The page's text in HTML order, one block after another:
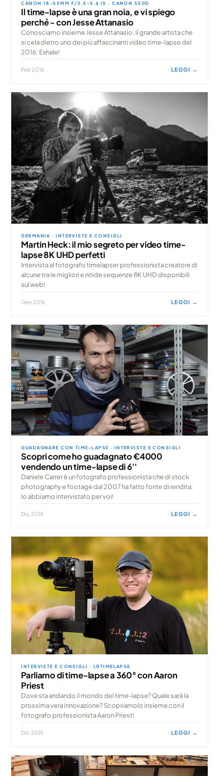
CANON 18-55MM F/3.5-5.6 IS · CANON 550D
Il time-lapse è una gran noia, e vi spiego
perché - con Jesse Attanasio
Conosciamo insieme Jesse Attanasio, il grande artista che
si cela dietro uno dei più affascinanti video time-lapse del
2016: Exhale!
Feb 2016 LEGGI →
GERMANIA · INTERVISTE E CONSIGLI
Martin Heck: il mio segreto per video time-
lapse 8K UHD perfetti
Intervista al fotografo timelapser professionista creatore di
alcune tra le migliori e nitide sequenze 8K UHD disponibili
sul web!
Gen 2016 LEGGI →
GUADAGNARE CON TIME-LAPSE · INTERVISTE E CONSIGLI
Scopri come ho guadagnato €4000
vendendo un time-lapse di 6''
Daniele Carrer è un fotografo professionista che di stock
photography e footage dal 2007 ha fatto fonte di rendita:
lo abbiamo intervistato per voi!
Dic 2015 LEGGI →
INTERVISTE E CONSIGLI · LRTIMELAPSE
Parliamo di time-lapse a 360° con Aaron
Priest
Dove sta andando il mondo del time-lapse? Quale sarà la
prossima vera innovazione? Scopriamolo insieme con il
fotografo professionista Aaron Priest!
Dic 2015 LEGGI →